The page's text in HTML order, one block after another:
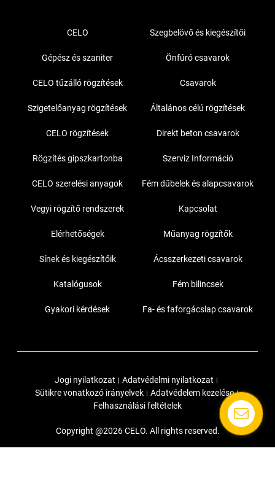
CELO Szegbelövő és kiegészítői
Gépész és szaniter Önfúró csavarok
CELO tűzálló rögzítések Csavarok
Szigetelőanyag rögzítések Általános célú rögzítések
CELO rögzítések Direkt beton csavarok
Rögzítés gipszkartonba Szerviz Információ
CELO szerelési anyagok Fém dűbelek és alapcsavarok
Vegyi rögzítő rendszerek Kapcsolat
Elérhetőségek Műanyag rögzítők
Sínek és kiegészítőik Ácsszerkezeti csavarok
Katalógusok Fém bilincsek
Gyakori kérdések Fa- és faforgácslap csavarok
Jogi nyilatkozat | Adatvédelmi nyilatkozat |
Sütikre vonatkozó irányelvek | Adatvédelem kezelése |
Felhasználási feltételek
Copyright @2026 CELO. All rights reserved.